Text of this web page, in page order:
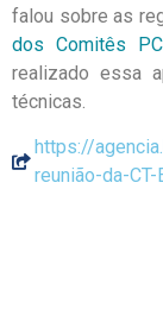
falou sobre as
dos Comitês
realizado essa
técnicas.
https://
reunião-da-CT-